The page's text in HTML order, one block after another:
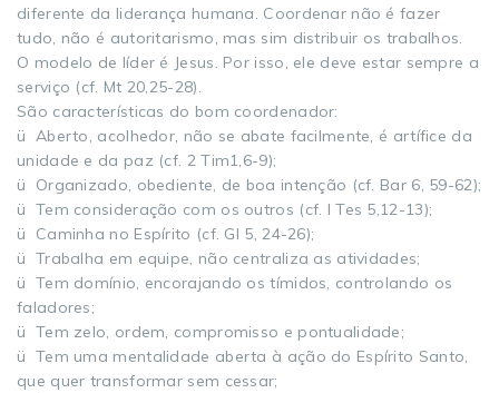
diferente da liderança humana. Coordenar não é fazer
tudo, não é autoritarismo, mas sim distribuir os trabalhos.
O modelo de líder é Jesus. Por isso, ele deve estar sempre a
serviço (cf. Mt 20,25-28).
São características do bom coordenador:
ü Aberto, acolhedor, não se abate facilmente, é artífice da
unidade e da paz (cf. 2 Tim1,6-9);
ü Organizado, obediente, de boa intenção (cf. Bar 6, 59-62);
ü Tem consideração com os outros (cf. I Tes 5,12-13);
ü Caminha no Espírito (cf. GI 5, 24-26);
ü Trabalha em equipe, não centraliza as atividades;
ü Tem domínio, encorajando os tímidos, controlando os
faladores;
ü Tem zelo, ordem, compromisso e pontualidade;
ü Tem uma mentalidade aberta à ação do Espírito Santo,
que quer transformar sem cessar;